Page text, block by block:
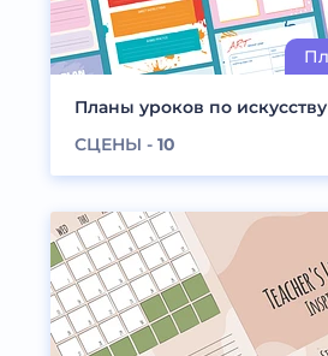
Планы уроков по искусству
СЦЕНЫ - 10